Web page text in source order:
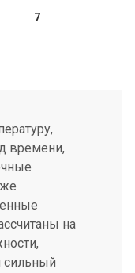
7
времени,
на
сильный